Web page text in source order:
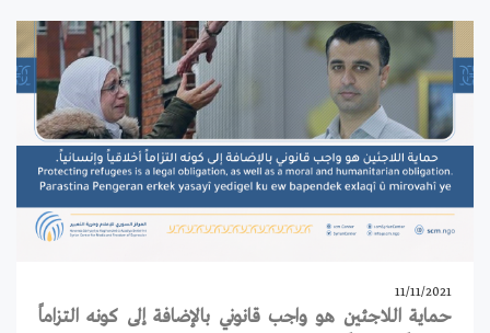
11/11/2021
حماية اللاجئين هو واجب قانوني بالإضافة إلى كونه التزاماً